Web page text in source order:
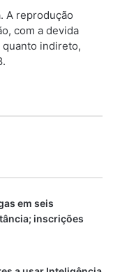
A reprodução
com a devida
indireto,
em seis
inscrições